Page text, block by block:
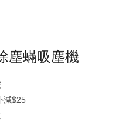
塵蟎吸塵機
減$25